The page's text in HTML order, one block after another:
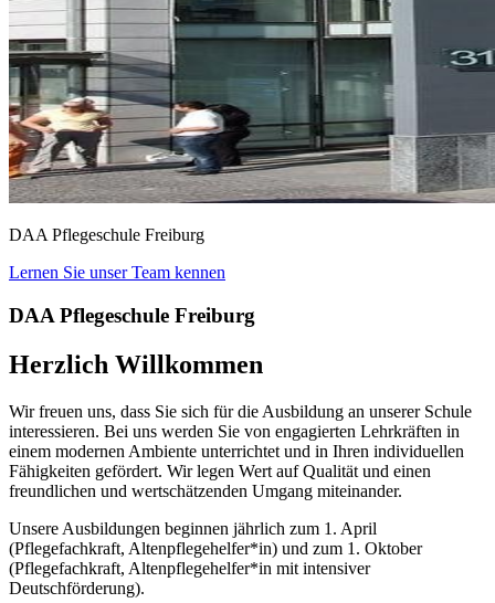
DAA Pflegeschule Freiburg
Lernen Sie unser Team kennen
DAA Pflegeschule Freiburg
Herzlich Willkommen
Wir freuen uns, dass Sie sich für die Ausbildung an unserer Schule
interessieren. Bei uns werden Sie von engagierten Lehrkräften in
einem modernen Ambiente unterrichtet und in Ihren individuellen
Fähigkeiten gefördert. Wir legen Wert auf Qualität und einen
freundlichen und wertschätzenden Umgang miteinander.
Unsere Ausbildungen beginnen jährlich zum 1. April
(Pflegefachkraft, Altenpflegehelfer*in) und zum 1. Oktober
(Pflegefachkraft, Altenpflegehelfer*in mit intensiver
Deutschförderung).